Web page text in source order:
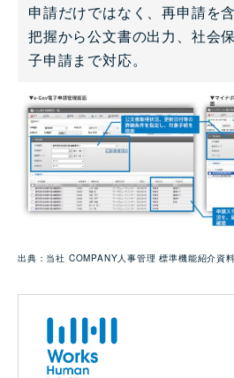
申請だけではなく、再申請を
把握から公文書の出力、社会
子申請まで対応。
出典：当社 COMPANY人事管理 標準機能紹介資